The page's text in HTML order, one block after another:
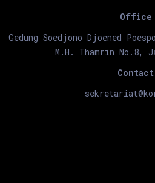
Office
Gedung Soedjono Djoened
M.H. Thamrin No.8,
Contact